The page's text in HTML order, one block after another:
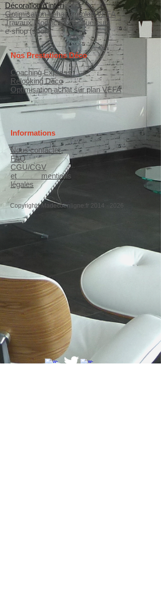
Décoration d'intérieur
Optimisation achat sur plan VEFA
Travaux Modificatifs Acquéreurs
e-shop (soon)
Nos Prestations Déco
Coaching Express
Relooking Déco
Optimisation achat sur plan VEFA
Informations
Nous contacter
FAQ
CGU/CGV
et mentions
légales
Copyrights Madecoenligne.fr 2014 - 2026